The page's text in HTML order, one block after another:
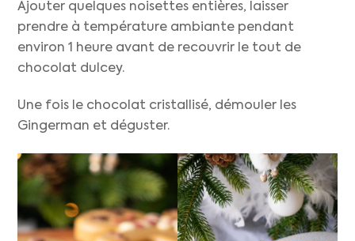
Ajouter quelques noisettes entières, laisser
prendre à température ambiante pendant
environ 1 heure avant de recouvrir le tout de
chocolat dulcey.
Une fois le chocolat cristallisé, démouler les
Gingerman et déguster.